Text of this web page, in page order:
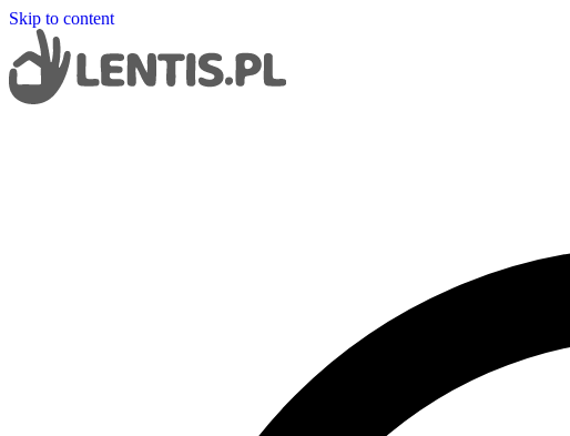
Skip to content